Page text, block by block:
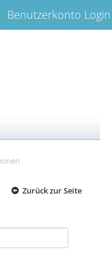
Benutzerkonto Login
Zurück zur Seite